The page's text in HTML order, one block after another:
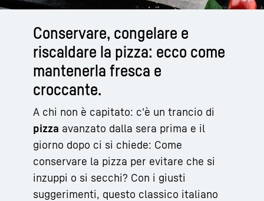
Conservare, congelare e
riscaldare la pizza: ecco come
mantenerla fresca e
croccante.
A chi non è capitato: c'è un trancio di
pizza avanzato dalla sera prima e il
giorno dopo ci si chiede: Come
conservare la pizza per evitare che si
inzuppi o si secchi? Con i giusti
suggerimenti, questo classico italiano